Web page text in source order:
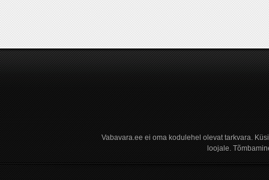
Vabavara.ee ei oma kodulehel olevat tarkvara.
loojale.